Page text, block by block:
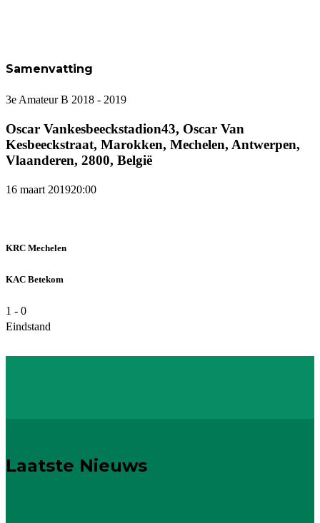
Samenvatting
3e Amateur B 2018 - 2019
Oscar Vankesbeeckstadion43, Oscar Van
Kesbeeckstraat, Marokken, Mechelen, Antwerpen,
Vlaanderen, 2800, België
16 maart 201920:00
KRC Mechelen
KAC Betekom
1 - 0
Eindstand
Laatste Nieuws